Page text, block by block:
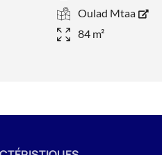
Oulad Mtaa
84 m²